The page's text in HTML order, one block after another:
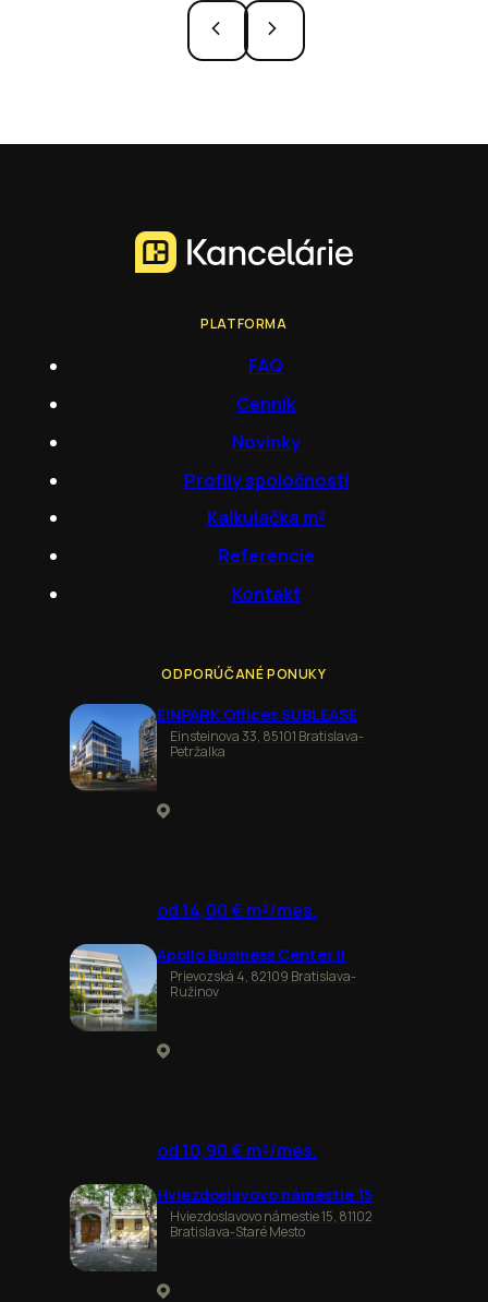
PLATFORMA
FAQ
Cenník
Novinky
Profily spoločností
Kalkulačka m²
Referencie
Kontakt
ODPORÚČANÉ PONUKY
EINPARK Offices SUBLEASE
Einsteinova 33, 85101 Bratislava-
Petržalka
od 14,00 € m²/mes.
Apollo Business Center II
Prievozská 4, 82109 Bratislava-
Ružinov
od 10,90 € m²/mes.
Hviezdoslavovo námestie 15
Hviezdoslavovo námestie 15, 81102
Bratislava-Staré Mesto